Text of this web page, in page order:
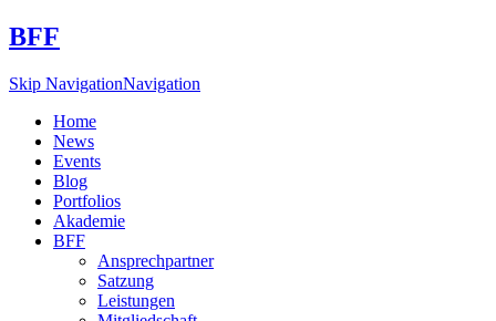
BFF
Skip NavigationNavigation
Home
News
Events
Blog
Portfolios
Akademie
BFF
Ansprechpartner
Satzung
Leistungen